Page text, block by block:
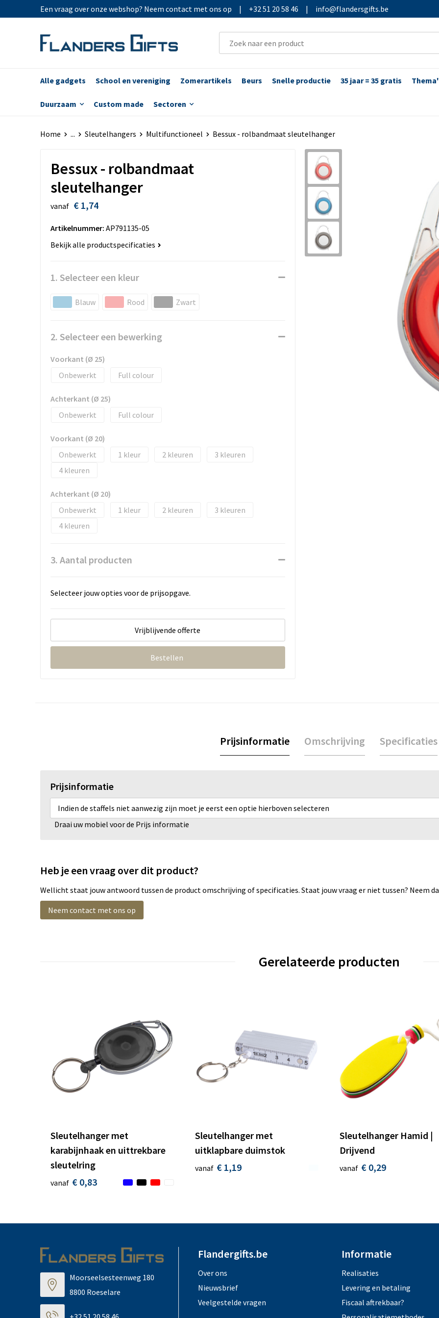
Een vraag over onze webshop? Neem contact met ons op | +32 51 20 58 46 | info@flandersgifts.be
Alle gadgets School en vereniging Zomerartikels Beurs Snelle productie 35 jaar = 35 gratis
Duurzaam Custom made Sectoren
Home ... Sleutelhangers Multifunctioneel Bessux - rolbandmaat sleutelhanger
Bessux - rolbandmaat
sleutelhanger
vanaf € 1,74
Artikelnummer: AP791135-05
Bekijk alle productspecificaties
1. Selecteer een kleur
Blauw Rood Zwart
2. Selecteer een bewerking
Voorkant (Ø 25)
Onbewerkt
Full colour
Achterkant (Ø 25)
Onbewerkt
Full colour
Voorkant (Ø 20)
Onbewerkt
1 2
3
4
Achterkant (Ø 20)
Onbewerkt
1 2
3
4
3. Aantal producten
Selecteer jouw opties voor de prijsopgave.
Vrijblijvende offerte
Bestellen
Prijsinformatie Omschrijving Specificaties
Prijsinformatie
Indien de staffels niet aanwezig zijn moet je eerst een optie hierboven selecteren
Draai uw mobiel voor de Prijs informatie
Heb je een vraag over dit product?
Wellicht staat jouw antwoord tussen de product omschrijving of specificaties. Staat jouw vraag er niet tussen? Neem
Neem contact met ons op
Gerelateerde producten
Sleutelhanger met
karabijnhaak en uittrekbare
sleutelring
vanaf € 0,83
Sleutelhanger met
uitklapbare duimstok
vanaf € 1,19
Sleutelhanger Hamid |
Drijvend
vanaf € 0,29
Moorseelsesteenweg 180
8800 Roeselare
Flandergifts.be
Over ons
Nieuwsbrief
Veelgestelde vragen
Informatie
Realisaties
Levering en betaling
Fiscaal aftrekbaar?